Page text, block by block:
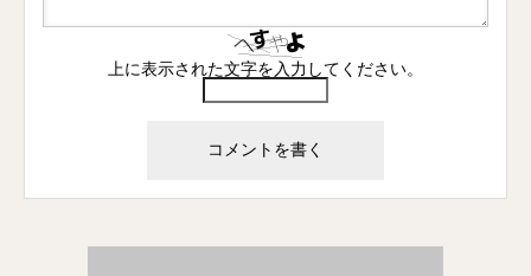
上に表示された文字を入力してください。